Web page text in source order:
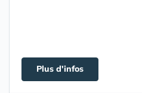
Plus d'infos